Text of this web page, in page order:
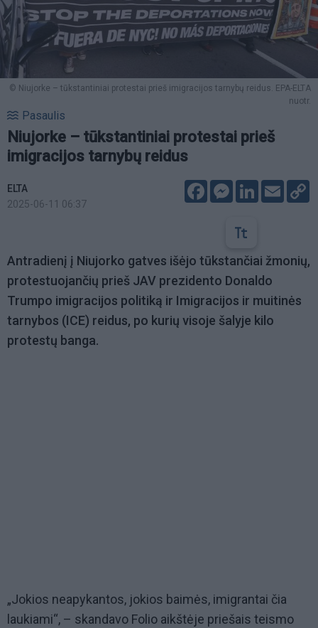
© Niujorke – tūkstantiniai protestai prieš imigracijos tarnybų reidus. EPA-ELTA
nuotr.
Pasaulis
Niujorke – tūkstantiniai protestai prieš
imigracijos tarnybų reidus
ELTA
2025-06-11 06:37
FacebookMessenger
LinkedIn
Email
Antradienį į Niujorko gatves išėjo tūkstančiai žmonių,
protestuojančių prieš JAV prezidento Donaldo
Trumpo imigracijos politiką ir Imigracijos ir muitinės
tarnybos (ICE) reidus, po kurių visoje šalyje kilo
protestų banga.
„Jokios neapykantos, jokios baimės, imigrantai čia
laukiami“, – skandavo Folio aikštėje priešais teismo